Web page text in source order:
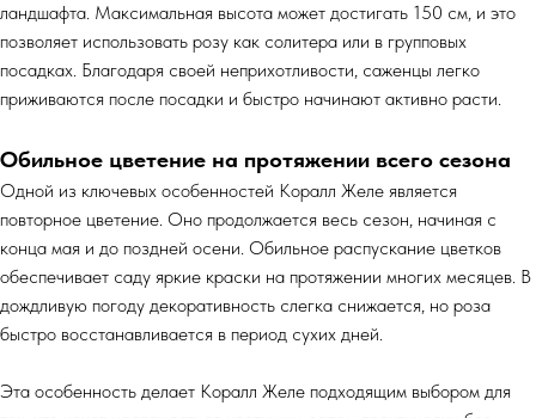
ландшафта. Максимальная высота может достигать 150 см, и это
позволяет использовать розу как солитера или в групповых
посадках. Благодаря своей неприхотливости, саженцы легко
приживаются после посадки и быстро начинают активно расти.
Обильное цветение на протяжении всего сезона
Одной из ключевых особенностей Коралл Желе является
повторное цветение. Оно продолжается весь сезон, начиная с
конца мая и до поздней осени. Обильное распускание цветков
обеспечивает саду яркие краски на протяжении многих месяцев. В
дождливую погоду декоративность слегка снижается, но роза
быстро восстанавливается в период сухих дней.
Эта особенность делает Коралл Желе подходящим выбором для